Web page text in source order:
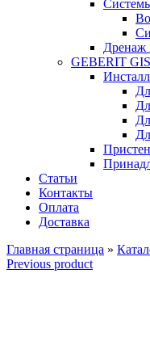
Дренаж
GEBERIT GIS
Статьи
Контакты
Оплата
Доставка
Главная страница »
Previous product